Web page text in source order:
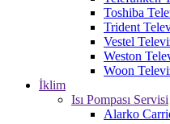
Toshiba
Trident
Vestel
Weston
Woon
İklim
Isı Pompası Servisi
Alarko